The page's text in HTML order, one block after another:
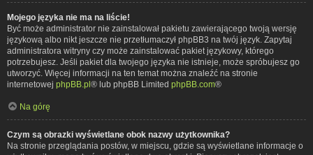
Mojego języka nie ma na liście!
Być może administrator nie zainstalował pakietu zawierającego twoją wersję
językową albo nikt jeszcze nie przetłumaczył phpBB3 na twój język. Zapytaj
administratora witryny czy może zainstalować pakiet językowy, którego
potrzebujesz. Jeśli pakiet dla twojego języka nie istnieje, może spróbujesz go
utworzyć. Więcej informacji na ten temat można znaleźć na stronie
internetowej phpBB.pl® lub phpBB Limited phpBB.com®
Na górę
Czym są obrazki wyświetlane obok nazwy użytkownika?
Na stronie przeglądania postów, w miejscu, gdzie są wyświetlane informacje o